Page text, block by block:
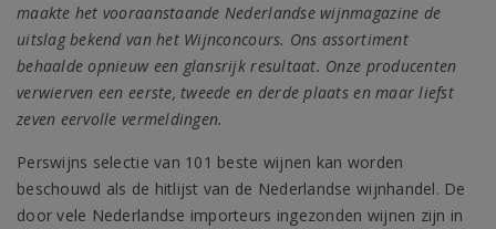
maakte het vooraanstaande Nederlandse wijnmagazine de
uitslag bekend van het Wijnconcours. Ons assortiment
behaalde opnieuw een glansrijk resultaat. Onze producenten
verwierven een eerste, tweede en derde plaats en maar liefst
zeven eervolle vermeldingen.
Perswijns selectie van 101 beste wijnen kan worden
beschouwd als de hitlijst van de Nederlandse wijnhandel. De
door vele Nederlandse importeurs ingezonden wijnen zijn in